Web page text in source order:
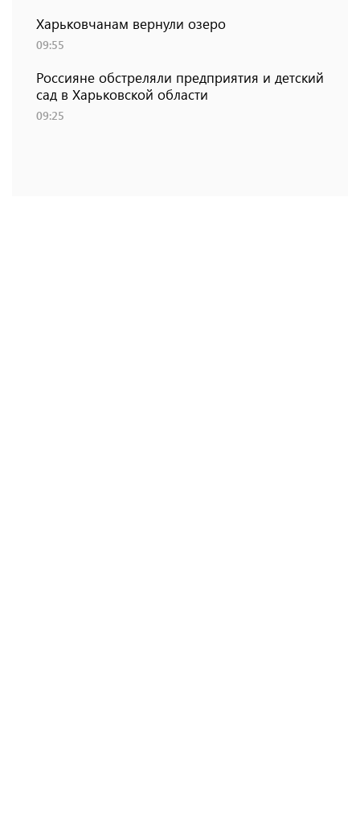
Харьковчанам вернули озеро
09:55
Россияне обстреляли предприятия и детский
сад в Харьковской области
09:25